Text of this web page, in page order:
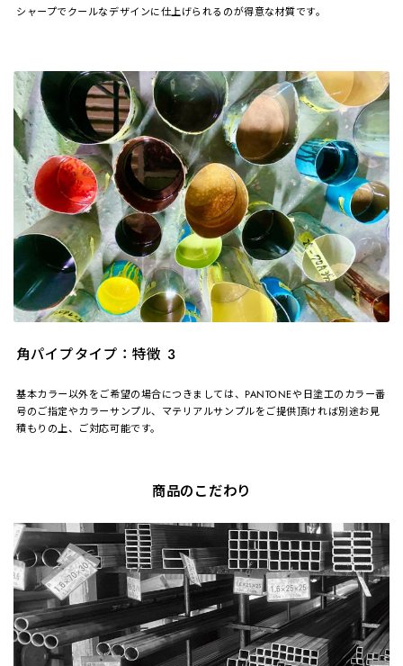
シャープでクールなデザインに仕上げられるのが得意な材質です。
角パイプタイプ：特徴 3
基本カラー以外をご希望の場合につきましては、PANTONEや日塗工のカラー番
号のご指定やカラーサンプル、マテリアルサンプルをご提供頂ければ別途お見
積もりの上、ご対応可能です。
商品のこだわり